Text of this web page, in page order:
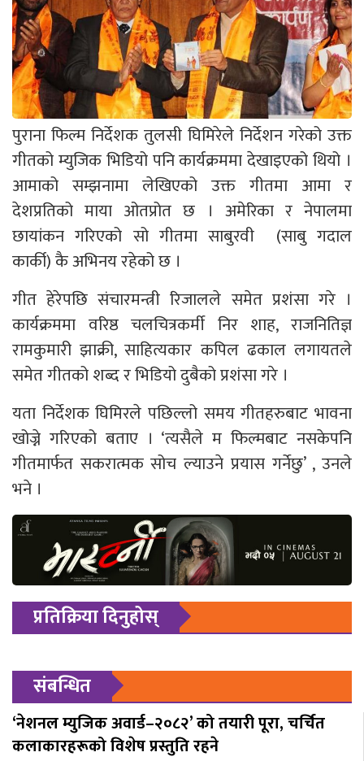
पुराना फिल्म निर्देशक तुलसी घिमिरेले निर्देशन गरेको उक्त
गीतको म्युजिक भिडियो पनि कार्यक्रममा देखाइएको थियो ।
आमाको सम्झनामा लेखिएको उक्त गीतमा आमा र
देशप्रतिको माया ओतप्रोत छ । अमेरिका र नेपालमा
छायांकन गरिएको सो गीतमा साबुरवी (साबु गदाल
कार्की) कै अभिनय रहेको छ ।
गीत हेरेपछि संचारमन्त्री रिजालले समेत प्रशंसा गरे ।
कार्यक्रममा वरिष्ठ चलचित्रकर्मी निर शाह, राजनितिज्ञ
रामकुमारी झाक्री, साहित्यकार कपिल ढकाल लगायतले
समेत गीतको शब्द र भिडियो दुबैको प्रशंसा गरे ।
यता निर्देशक घिमिरले पछिल्लो समय गीतहरुबाट भावना
खोज्ने गरिएको बताए । ‘त्यसैले म फिल्मबाट नसकेपनि
गीतमार्फत सकरात्मक सोच ल्याउने प्रयास गर्नेछु’ , उनले
भने ।
प्रतिक्रिया दिनुहोस्
संबन्धित
‘नेशनल म्युजिक अवार्ड–२०८२’ को तयारी पूरा, चर्चित
कलाकारहरूको विशेष प्रस्तुति रहने